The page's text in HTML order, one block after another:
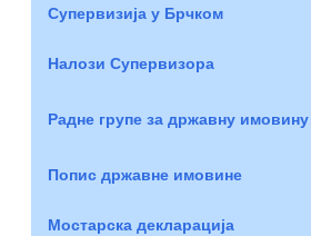
Супервизија у Брчком
Налози Супервизора
Радне групе за државну имовину
Попис државне имовине
Мостарска декларација